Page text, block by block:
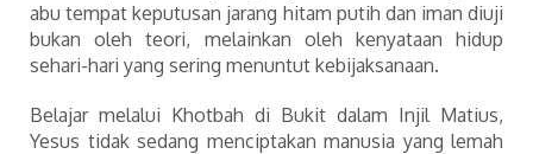
abu tempat keputusan jarang hitam putih dan iman diuji
bukan oleh teori, melainkan oleh kenyataan hidup
sehari-hari yang sering menuntut kebijaksanaan.
Belajar melalui Khotbah di Bukit dalam Injil Matius,
Yesus tidak sedang menciptakan manusia yang lemah